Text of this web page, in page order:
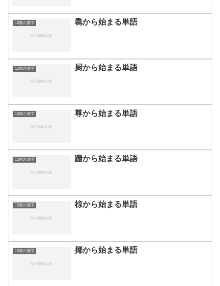
12画の漢字 毳から始まる単語
12画の漢字 厨から始まる単語
12画の漢字 尊から始まる単語
12画の漢字 跚から始まる単語
12画の漢字 椋から始まる単語
12画の漢字 揶から始まる単語